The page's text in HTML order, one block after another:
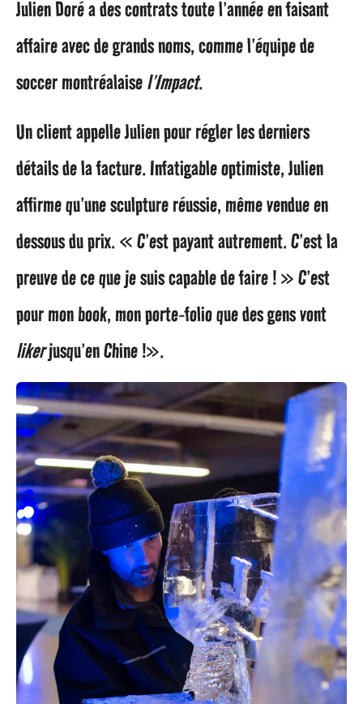
Julien Doré a des contrats toute l’année en faisant
affaire avec de grands noms, comme l’équipe de
soccer montréalaisel’Impact.
Un client appelle Julien pour régler les derniers
détails de la facture. Infatigable optimiste, Julien
affirme qu’une sculpture réussie, même vendue en
dessous du prix. « C’est payant autrement. C’est la
preuve de ce que je suis capable de faire ! » C’est
pour mon book, mon porte-folio que des gens vont
likerjusqu’en Chine !».